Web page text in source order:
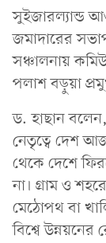
সুইজারল্যান্ড
জমাদারের
সঞ্চালনায়
পলাশ বড়ুয়া
ড. হাছান বলেন,
নেতৃত্বে দেশ
থেকে দেশে
না। গ্রাম ও
মেঠোপথ বা
বিশ্বে